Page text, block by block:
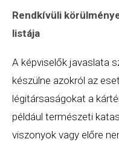
Rendkívüli
listája
A képviselők javaslata
készülne azokról az
légitársaságokat a
például természeti
viszonyok vagy előre